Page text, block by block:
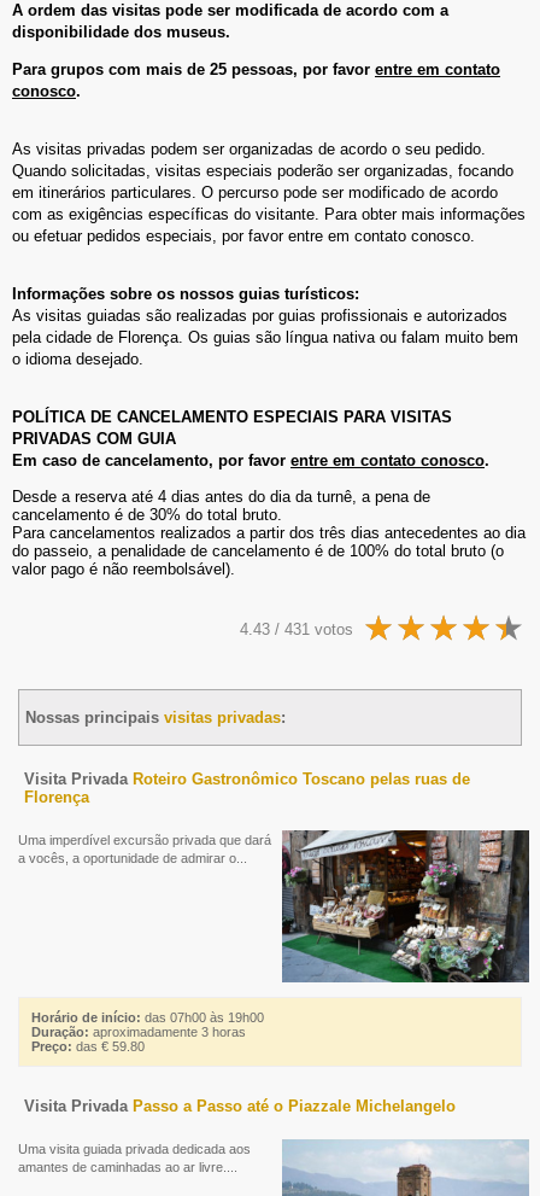
A ordem das visitas pode ser modificada de acordo com a
disponibilidade dos museus.
Para grupos com mais de 25 pessoas, por favor entre em contato
conosco.
As visitas privadas podem ser organizadas de acordo o seu pedido.
Quando solicitadas, visitas especiais poderão ser organizadas, focando
em itinerários particulares. O percurso pode ser modificado de acordo
com as exigências específicas do visitante. Para obter mais informações
ou efetuar pedidos especiais, por favor entre em contato conosco.
Informações sobre os nossos guias turísticos:
As visitas guiadas são realizadas por guias profissionais e autorizados
pela cidade de Florença. Os guias são língua nativa ou falam muito bem
o idioma desejado.
POLÍTICA DE CANCELAMENTO ESPECIAIS PARA VISITAS
PRIVADAS COM GUIA
Em caso de cancelamento, por favor entre em contato conosco.
Desde a reserva até 4 dias antes do dia da turnê, a pena de
cancelamento é de 30% do total bruto.
Para cancelamentos realizados a partir dos três dias antecedentes ao dia
do passeio, a penalidade de cancelamento é de 100% do total bruto (o
valor pago é não reembolsável).
4.43 / 431 votos
Nossas principais visitas privadas:
Visita Privada Roteiro Gastronômico Toscano pelas ruas de
Florença
Uma imperdível excursão privada que dará
a vocês, a oportunidade de admirar o...
Horário de início: das 07h00 às 19h00
Duração: aproximadamente 3 horas
Preço: das € 59.80
Visita Privada Passo a Passo até o Piazzale Michelangelo
Uma visita guiada privada dedicada aos
amantes de caminhadas ao ar livre....